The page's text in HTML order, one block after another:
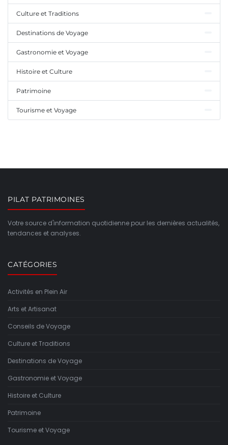
Culture et Traditions
Destinations de Voyage
Gastronomie et Voyage
Histoire et Culture
Patrimoine
Tourisme et Voyage
PILAT PATRIMOINES
Votre source d'information quotidienne pour les dernières actualités,
tendances et analyses.
CATÉGORIES
Activités en Plein Air
Arts et Artisanat
Conseils de Voyage
Culture et Traditions
Destinations de Voyage
Gastronomie et Voyage
Histoire et Culture
Patrimoine
Tourisme et Voyage